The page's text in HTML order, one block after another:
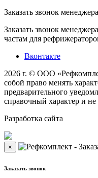
Заказать звонок менеджера
Заказать звонок
частам для
Вконтакте
2026 г. © ООО
собой право менять
предварительного
справочный характер и
Разработка сайта
×
Заказать звонок